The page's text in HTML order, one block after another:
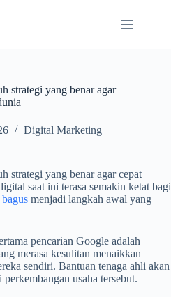
strategi yang benar agar
Digital Marketing
strategi yang benar agar cepat
saat ini terasa semakin ketat bagi
menjadi langkah awal yang
pencarian Google adalah
merasa kesulitan menaikkan
sendiri. Bantuan tenaga ahli akan
usaha tersebut.